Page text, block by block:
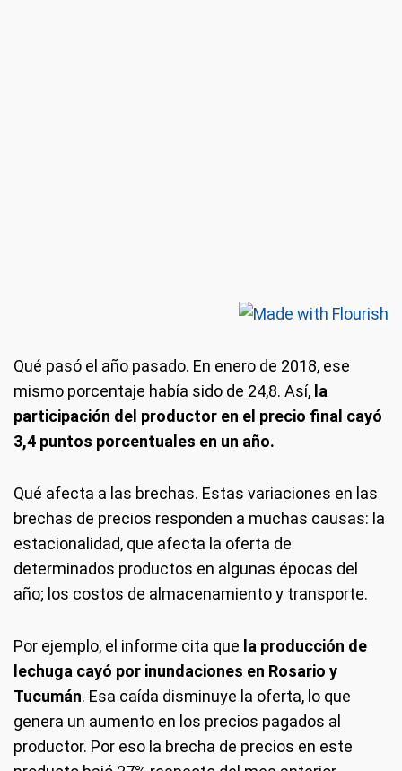
Qué pasó el año pasado. En enero de 2018, ese
mismo porcentaje había sido de 24,8. Así, la
participación del productor en el precio final cayó
3,4 puntos porcentuales en un año.
Qué afecta a las brechas. Estas variaciones en las
brechas de precios responden a muchas causas: la
estacionalidad, que afecta la oferta de
determinados productos en algunas épocas del
año; los costos de almacenamiento y transporte.
Por ejemplo, el informe cita que la producción de
lechuga cayó por inundaciones en Rosario y
Tucumán. Esa caída disminuye la oferta, lo que
genera un aumento en los precios pagados al
productor. Por eso la brecha de precios en este